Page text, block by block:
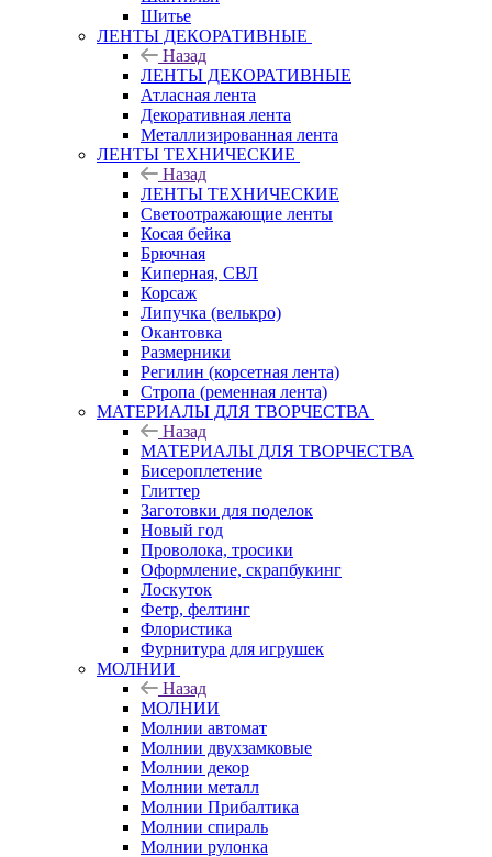
Шитье
ЛЕНТЫ ДЕКОРАТИВНЫЕ
Назад
ЛЕНТЫ ДЕКОРАТИВНЫЕ
Атласная лента
Декоративная лента
Металлизированная лента
ЛЕНТЫ ТЕХНИЧЕСКИЕ
Назад
ЛЕНТЫ ТЕХНИЧЕСКИЕ
Светоотражающие ленты
Косая бейка
Брючная
Киперная, СВЛ
Корсаж
Липучка (велькро)
Окантовка
Размерники
Регилин (корсетная лента)
Стропа (ременная лента)
МАТЕРИАЛЫ ДЛЯ ТВОРЧЕСТВА
Назад
МАТЕРИАЛЫ ДЛЯ ТВОРЧЕСТВА
Бисероплетение
Глиттер
Заготовки для поделок
Новый год
Проволока, тросики
Оформление, скрапбукинг
Лоскуток
Фетр, фелтинг
Флористика
Фурнитура для игрушек
МОЛНИИ
Назад
МОЛНИИ
Молнии автомат
Молнии двухзамковые
Молнии декор
Молнии металл
Молнии Прибалтика
Молнии спираль
Молнии рулонка